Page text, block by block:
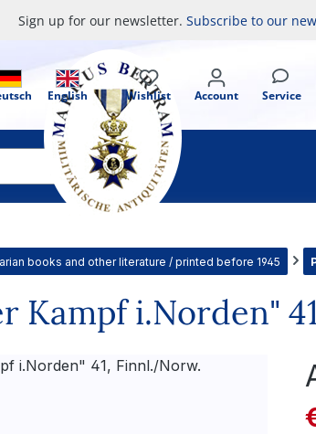
Sign up for our newsletter. Subscribe to our
English Wishlist Account Service
books and other literature / printed before 1945
Kampf i.Norden"